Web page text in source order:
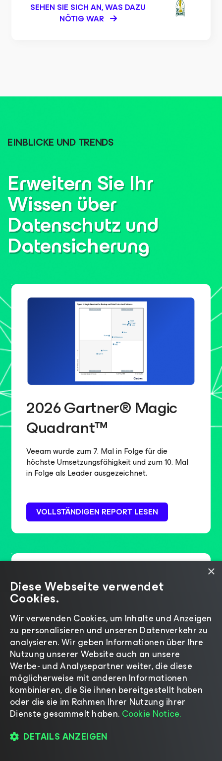
SEHEN SIE SICH AN, WAS DAZU
NÖTIG WAR
EINBLICKE UND TRENDS
Erweitern Sie Ihr
Wissen über
Datenschutz und
Datensicherung
2026 Gartner® Magic
Quadrant™
Veeam wurde zum 7. Mal in Folge für die
höchste Umsetzungsfähigkeit und zum 10. Mal
in Folge als Leader ausgezeichnet.
VOLLSTÄNDIGEN REPORT LESEN
Model
74 % der Unternehmen sind auf moderne Datenrisiken nicht
BEWERTEN SIE IHRE BEREITSCHAFT
Wiederherstellung mit KI und ML neu
erfinden
Die Enterprise Strategy Group von TechTarget befragte 375 IT-
(einschließlich Backup und Wiederherstellung) und zur
Datenwissenschaft in ihrem Unternehmen vertraut und/oder
×
Diese Webseite verwendet
Cookies.
Wir verwenden Cookies, um Inhalte und Anzeigen
zu personalisieren und unseren Datenverkehr zu
analysieren. Wir geben Informationen über Ihre
Nutzung unserer Website auch an unsere
Werbe- und Analysepartner weiter, die diese
möglicherweise mit anderen Informationen
kombinieren, die Sie ihnen bereitgestellt haben
oder die sie im Rahmen Ihrer Nutzung ihrer
Dienste gesammelt haben. Cookie Notice.
DETAILS ANZEIGEN